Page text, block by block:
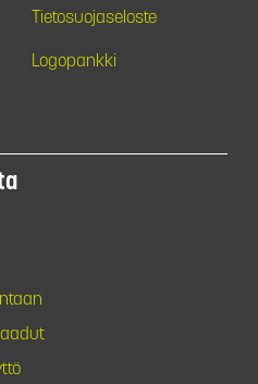
Tietosuojaseloste
Logopankki